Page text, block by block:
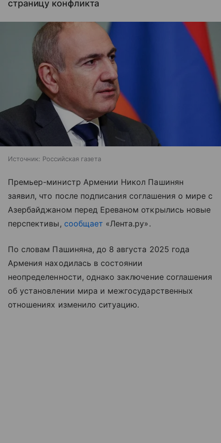
страницу конфликта
Источник: Российская газета
Премьер-министр Армении Никол Пашинян
заявил, что после подписания соглашения о мире с
Азербайджаном перед Ереваном открылись новые
перспективы, сообщает «Лента.ру».
По словам Пашиняна, до 8 августа 2025 года
Армения находилась в состоянии
неопределенности, однако заключение соглашения
об установлении мира и межгосударственных
отношениях изменило ситуацию.